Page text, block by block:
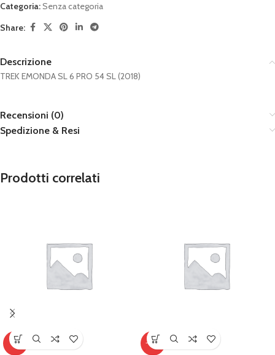
Categoria:Senza categoria
Share:
Descrizione
TREK EMONDA SL 6 PRO 54 SL (2018)
Recensioni (0)
Spedizione & Resi
Prodotti correlati
-5% -10%